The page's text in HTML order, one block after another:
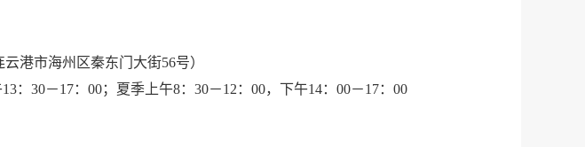
港市海州区秦东门大街56号）
30－17：00；夏季上午8：30－12：00，下午14：00－17：00